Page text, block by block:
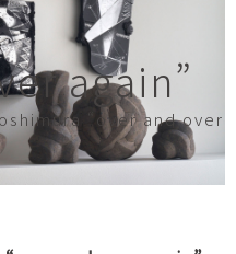
again”
“over and over